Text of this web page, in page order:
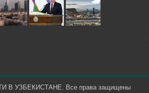
В УЗБЕКИСТАНЕ. Все права защищены